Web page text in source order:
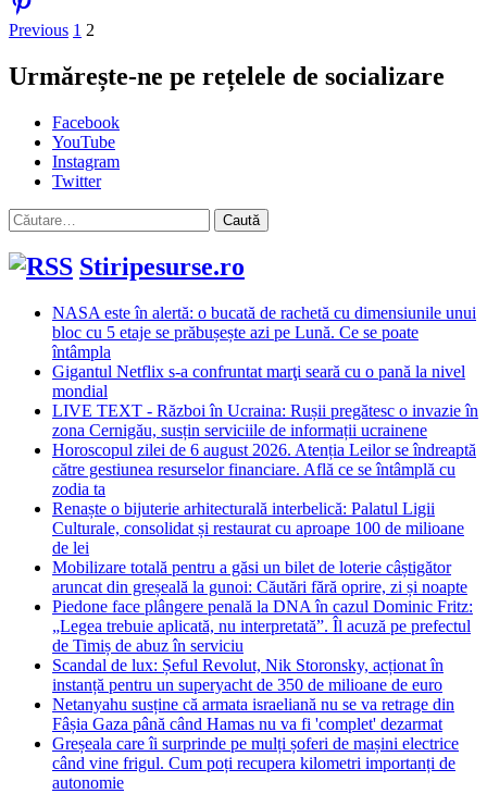
Paginație
articole
Previous 1 2
Urmărește-ne pe rețelele de socializare
Facebook
YouTube
Instagram
Twitter
Caută
după:
Stiripesurse.ro
NASA este în alertă: o bucată de rachetă cu dimensiunile unui
bloc cu 5 etaje se prăbușește azi pe Lună. Ce se poate
întâmpla
Gigantul Netflix s-a confruntat marţi seară cu o pană la nivel
mondial
LIVE TEXT - Război în Ucraina: Rușii pregătesc o invazie în
zona Cernigău, susțin serviciile de informații ucrainene
Horoscopul zilei de 6 august 2026. Atenția Leilor se îndreaptă
către gestiunea resurselor financiare. Află ce se întâmplă cu
zodia ta
Renaște o bijuterie arhitecturală interbelică: Palatul Ligii
Culturale, consolidat și restaurat cu aproape 100 de milioane
de lei
Mobilizare totală pentru a găsi un bilet de loterie câștigător
aruncat din greșeală la gunoi: Căutări fără oprire, zi și noapte
Piedone face plângere penală la DNA în cazul Dominic Fritz:
„Legea trebuie aplicată, nu interpretată”. Îl acuză pe prefectul
de Timiș de abuz în serviciu
Scandal de lux: Șeful Revolut, Nik Storonsky, acționat în
instanță pentru un superyacht de 350 de milioane de euro
Netanyahu susține că armata israeliană nu se va retrage din
Fâșia Gaza până când Hamas nu va fi 'complet' dezarmat
Greșeala care îi surprinde pe mulți șoferi de mașini electrice
când vine frigul. Cum poți recupera kilometri importanți de
autonomie